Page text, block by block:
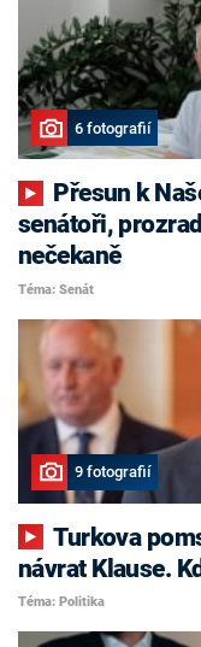
6 fotografií
senátoři,
nečekaně
Téma: Senát
9 fotografií
Turkova pomsta, nekonfliktní Havlíček i
návrat Klause.
Téma: Politika